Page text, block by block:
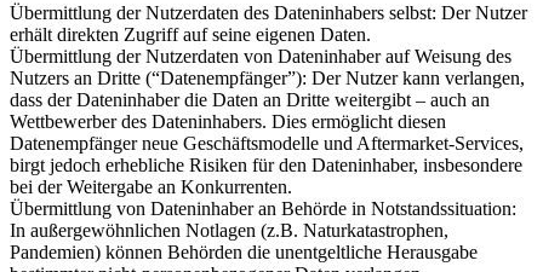
Übermittlung der Nutzerdaten des Dateninhabers selbst: Der Nutzer
erhält direkten Zugriff auf seine eigenen Daten.
Übermittlung der Nutzerdaten von Dateninhaber auf Weisung des
Nutzers an Dritte (“Datenempfänger”): Der Nutzer kann verlangen,
dass der Dateninhaber die Daten an Dritte weitergibt – auch an
Wettbewerber des Dateninhabers. Dies ermöglicht diesen
Datenempfänger neue Geschäftsmodelle und Aftermarket-Services,
birgt jedoch erhebliche Risiken für den Dateninhaber, insbesondere
bei der Weitergabe an Konkurrenten.
Übermittlung von Dateninhaber an Behörde in Notstandssituation:
In außergewöhnlichen Notlagen (z.B. Naturkatastrophen,
Pandemien) können Behörden die unentgeltliche Herausgabe